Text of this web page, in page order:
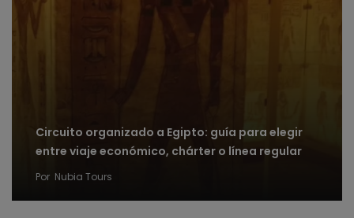
Circuito organizado a Egipto: guía para elegir
entre viaje económico, chárter o línea regular
Por Nubia Tours